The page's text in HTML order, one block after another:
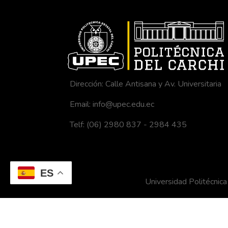
ES
Dirección: Calle Antisana y Av. Universitaria
Email: info@upec.edu.ec
Telf: (06) 2980 837 - 2984 435
Universidad